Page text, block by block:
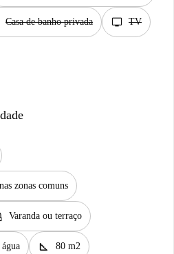
Casa de banho privada tv TV
zonas comuns
Varanda ou terraço
square_foot 80 m2